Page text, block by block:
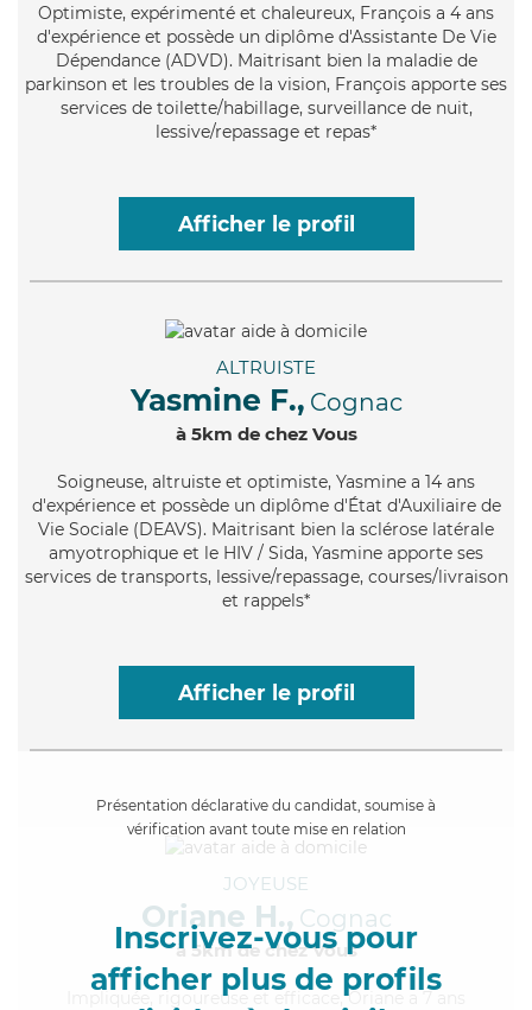
Optimiste, expérimenté et chaleureux, François a 4 ans
d'expérience et possède un diplôme d'Assistante De Vie
Dépendance (ADVD). Maitrisant bien la maladie de
parkinson et les troubles de la vision, François apporte ses
services de toilette/habillage, surveillance de nuit,
lessive/repassage et repas*
Afficher le profil
ALTRUISTE
Yasmine F., Cognac
à 5km de chez Vous
Soigneuse, altruiste et optimiste, Yasmine a 14 ans
d'expérience et possède un diplôme d'État d'Auxiliaire de
Vie Sociale (DEAVS). Maitrisant bien la sclérose latérale
amyotrophique et le HIV / Sida, Yasmine apporte ses
services de transports, lessive/repassage, courses/livraison
et rappels*
Afficher le profil
Présentation déclarative du candidat, soumise à
vérification avant toute mise en relation
Inscrivez-vous pour
afficher plus de profils
JOYEUSE
Oriane H., Cognac
à 5km de chez Vous
, rigoureuse et efficace, Oriane a 7 ans